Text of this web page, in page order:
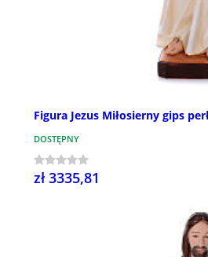
Figura Jezus Miłosierny gips
DOSTĘPNY
zł 3335,81